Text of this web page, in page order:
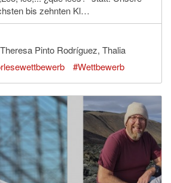
bis zehnten Kl…
Pinto Rodríguez, Thalia
#Wettbewerb